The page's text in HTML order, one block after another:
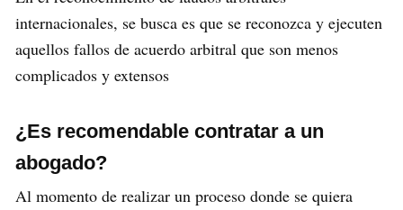
internacionales, se busca es que se reconozca y ejecuten
aquellos fallos de acuerdo arbitral que son menos
complicados y extensos
¿Es recomendable contratar a un
abogado?
Al momento de realizar un proceso donde se quiera